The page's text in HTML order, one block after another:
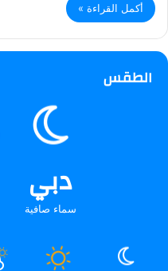
أكمل القراءة »
الطقس
دبي
سماء صافية